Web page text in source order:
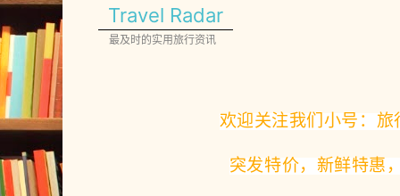
Travel Radar
最及时的实用旅行资讯
欢迎关注我们小号：
突发特价，新鲜特惠